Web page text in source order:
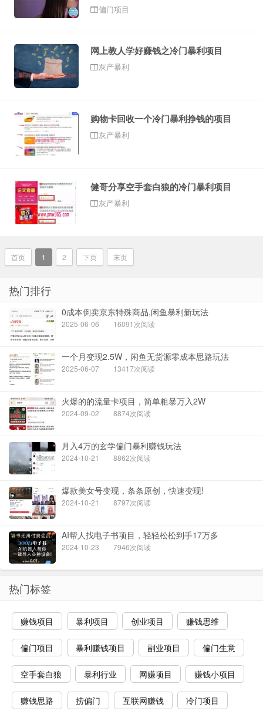
偏门项目
网上教人学好赚钱之冷门暴利项目
灰产暴利
购物卡回收一个冷门暴利挣钱的项目
灰产暴利
健哥分享空手套白狼的冷门暴利项目
灰产暴利
首页 1 2 下页 末页
热门排行
0成本倒卖京东特殊商品,闲鱼暴利新玩法
2025-06-06 16091次阅读
一个月变现2.5W，闲鱼无货源零成本思路玩法
2025-06-07 13417次阅读
火爆的的流量卡项目，简单粗暴万入2W
2024-09-02 8874次阅读
月入4万的玄学偏门暴利赚钱玩法
2024-10-21 8862次阅读
爆款美女号变现，条条原创，快速变现!
2024-10-21 8797次阅读
AI帮人找电子书项目，轻轻松松到手17万多
2024-10-23 7946次阅读
热门标签
赚钱项目 暴利项目 创业项目 赚钱思维
偏门项目 暴利赚钱项目 副业项目 偏门生意
空手套白狼 暴利行业 网赚项目 赚钱小项目
赚钱思路 捞偏门 互联网赚钱 冷门项目